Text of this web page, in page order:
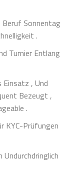
Sonnentag
.
Turnier Entlang
Einsatz , Und
Bezeugt ,
.
KYC-Prüfungen